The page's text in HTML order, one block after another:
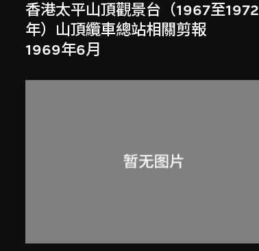
香港太平山頂觀景台（1967至1972
年）山頂纜車總站相關剪報
1969年6月